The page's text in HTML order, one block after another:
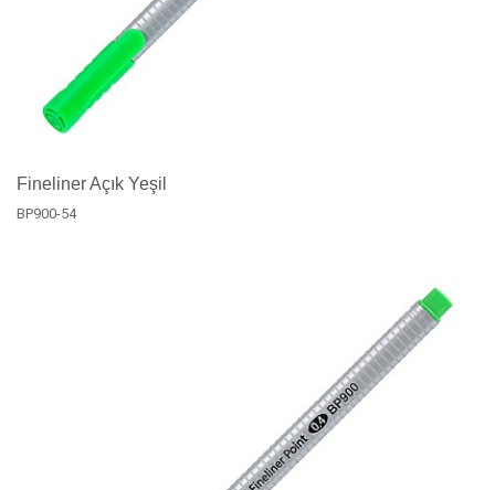
Fineliner Açık Yeşil
BP900-54